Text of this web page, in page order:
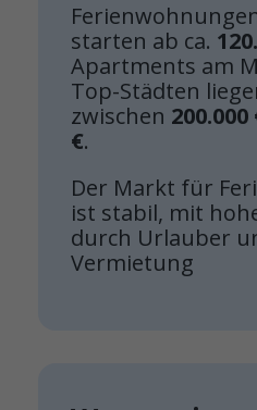
starten ab ca.
Apartments am
Top-Städten
zwischen
€.
Der Markt für
ist stabil, mit
durch Urlauber
Vermietung